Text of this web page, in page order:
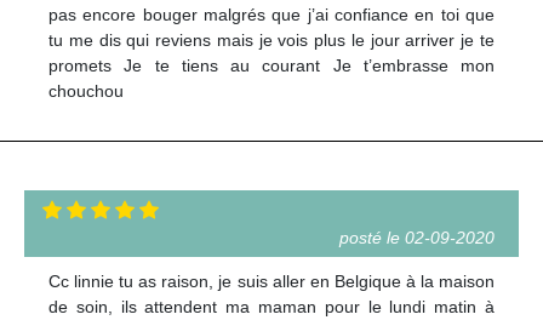
pas encore bouger malgrés que j’ai confiance en toi que
tu me dis qui reviens mais je vois plus le jour arriver je te
promets Je te tiens au courant Je t’embrasse mon
chouchou
posté le 02-09-2020
Cc linnie tu as raison, je suis aller en Belgique à la maison
de soin, ils attendent ma maman pour le lundi matin à